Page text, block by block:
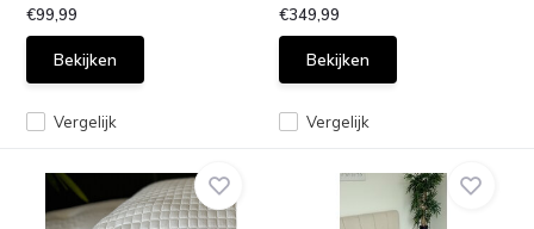
Vergelijk
€99,99
Bekijken
Vergelijk
€349,99
Bekijken